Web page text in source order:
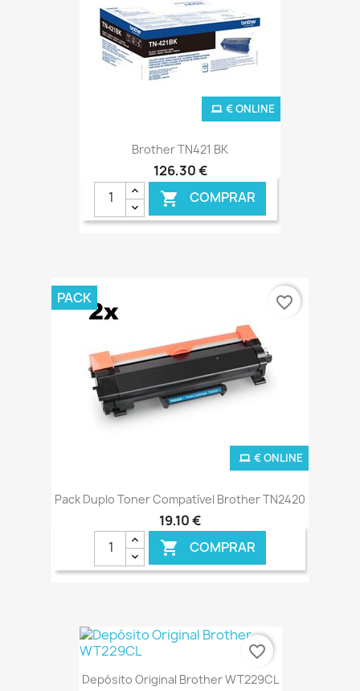
Brother TN421 BK
126,30 €
 COMPRAR
€ ONLINE
Pack Duplo Toner Compatível Brother TN2420
19,10 €
 COMPRAR
€ ONLINE
PACK favorite_border
Depósito Original Brother WT229CL
favorite_border